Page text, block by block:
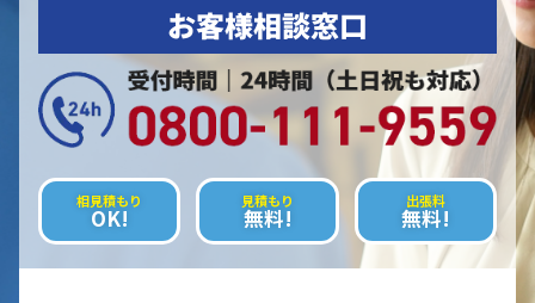
お客様相談窓口
相見積もり
OK!
見積もり
無料!
出張料
無料!